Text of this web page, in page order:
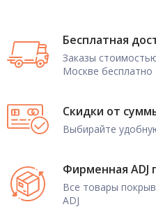
Бесплатная
Заказы
Москве бесплатно
Скидки от
Выбирайте
Фирменная ADJ
Все товары
ADJ